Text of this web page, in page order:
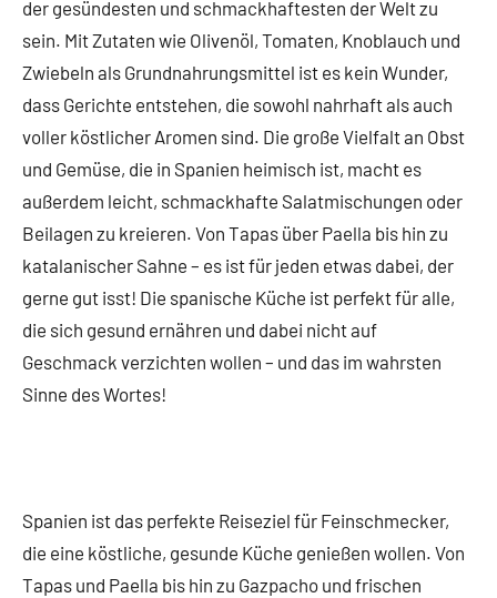
der gesündesten und schmackhaftesten der Welt zu
sein. Mit Zutaten wie Olivenöl, Tomaten, Knoblauch und
Zwiebeln als Grundnahrungsmittel ist es kein Wunder,
dass Gerichte entstehen, die sowohl nahrhaft als auch
voller köstlicher Aromen sind. Die große Vielfalt an Obst
und Gemüse, die in Spanien heimisch ist, macht es
außerdem leicht, schmackhafte Salatmischungen oder
Beilagen zu kreieren. Von Tapas über Paella bis hin zu
katalanischer Sahne – es ist für jeden etwas dabei, der
gerne gut isst! Die spanische Küche ist perfekt für alle,
die sich gesund ernähren und dabei nicht auf
Geschmack verzichten wollen – und das im wahrsten
Sinne des Wortes!
Spanien ist das perfekte Reiseziel für Feinschmecker,
die eine köstliche, gesunde Küche genießen wollen. Von
Tapas und Paella bis hin zu Gazpacho und frischen